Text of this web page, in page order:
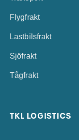
Flygfrakt
Lastbilsfrakt
Sjöfrakt
Tågfrakt
TKL LOGISTICS